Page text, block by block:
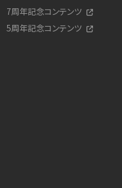
7周年記念コンテンツ
5周年記念コンテンツ